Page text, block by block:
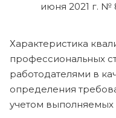
июня 2021 г. №
Характеристика
профессиональных
работодателями в
определения
учетом выполняемых